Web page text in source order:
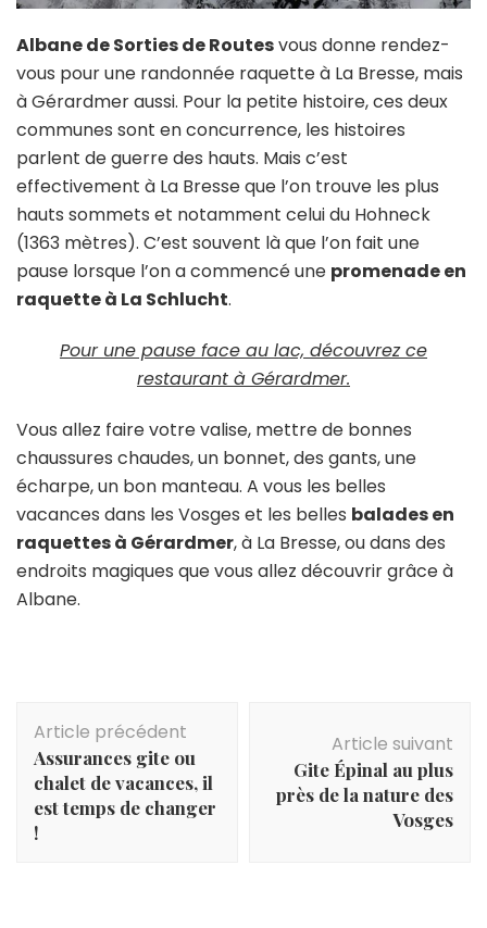
Albane de Sorties de Routesvous donne rendez-
vous pour une randonnée raquette à La Bresse, mais
à Gérardmer aussi. Pour la petite histoire, ces deux
communes sont en concurrence, les histoires
parlent de guerre des hauts. Mais c’est
effectivement à La Bresse que l’on trouve les plus
hauts sommets et notamment celui du Hohneck
(1363 mètres). C’est souvent là que l’on fait une
pause lorsque l’on a commencé une promenade en
raquette à La Schlucht.
Pour une pause face au lac, découvrez ce
restaurant à Gérardmer.
Vous allez faire votre valise, mettre de bonnes
chaussures chaudes, un bonnet, des gants, une
écharpe, un bon manteau. A vous les belles
vacances dans les Vosges et les belles balades en
raquettes à Gérardmer, à La Bresse, ou dans des
endroits magiques que vous allez découvrir grâce à
Albane.
d'article
Article précédent
Assurances gite ou
chalet de vacances, il
est temps de changer
!
Article suivant
Gite Épinal au plus
près de la nature des
Vosges